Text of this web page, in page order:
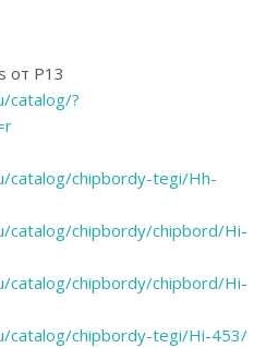
от P13
catalog/?
catalog/chipbordy-tegi/Hh-
catalog/chipbordy/chipbord/Hi-
catalog/chipbordy/chipbord/Hi-
catalog/chipbordy-tegi/Hi-453/